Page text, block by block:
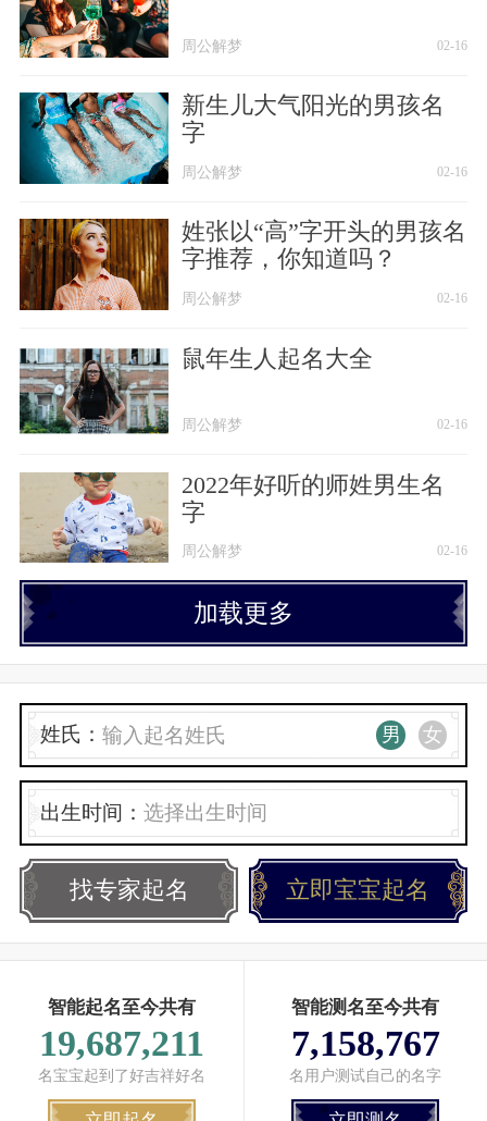
周公解梦 02-16
新生儿大气阳光的男孩名
字
周公解梦 02-16
姓张以“高”字开头的男孩名
字推荐，你知道吗？
周公解梦 02-16
鼠年生人起名大全
周公解梦 02-16
2022年好听的师姓男生名
字
周公解梦 02-16
加载更多
姓氏： 男 女
出生时间：
找专家起名 立即宝宝起名
智能起名至今共有
19,687,211
名宝宝起到了好吉祥好名
智能测名至今共有
7,158,767
名用户测试自己的名字